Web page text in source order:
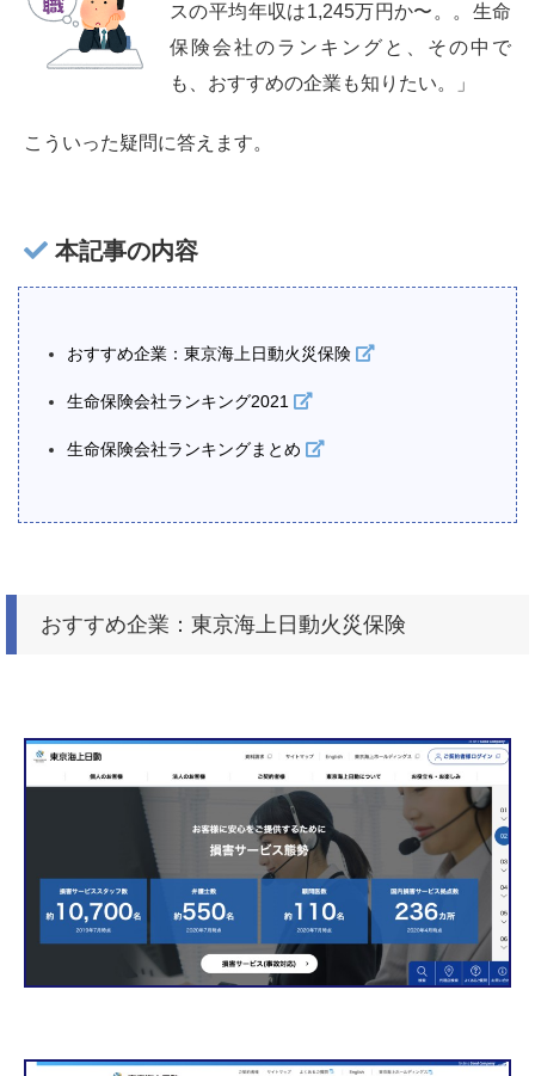
スの平均年収は1,245万円か〜。。生命
保険会社のランキングと、その中で
も、おすすめの企業も知りたい。」
こういった疑問に答えます。
本記事の内容
おすすめ企業：東京海上日動火災保険
生命保険会社ランキング2021
生命保険会社ランキングまとめ
おすすめ企業：東京海上日動火災保険